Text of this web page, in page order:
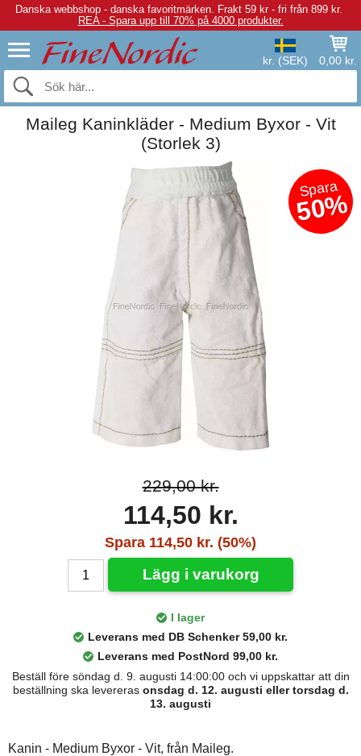
Danska webbshop - danska favoritmärken. Frakt 59 kr - fri från 899 kr.
REA - Spara upp till 70% på 4000 produkter.
kr. (SEK) 0,00 kr.
Maileg Kaninkläder - Medium Byxor - Vit
(Storlek 3)
Spara
50%
229,00 kr.
114,50 kr.
Spara 114,50 kr. (50%)
Lägg i varukorg
I lager
Leverans med DB Schenker 59,00 kr.
Leverans med PostNord 99,00 kr.
Beställ före söndag d. 9. augusti 14:00:00 och vi uppskattar att din
beställning ska levereras onsdag d. 12. augusti eller torsdag d.
13. augusti
Kanin - Medium Byxor - Vit, från Maileg.